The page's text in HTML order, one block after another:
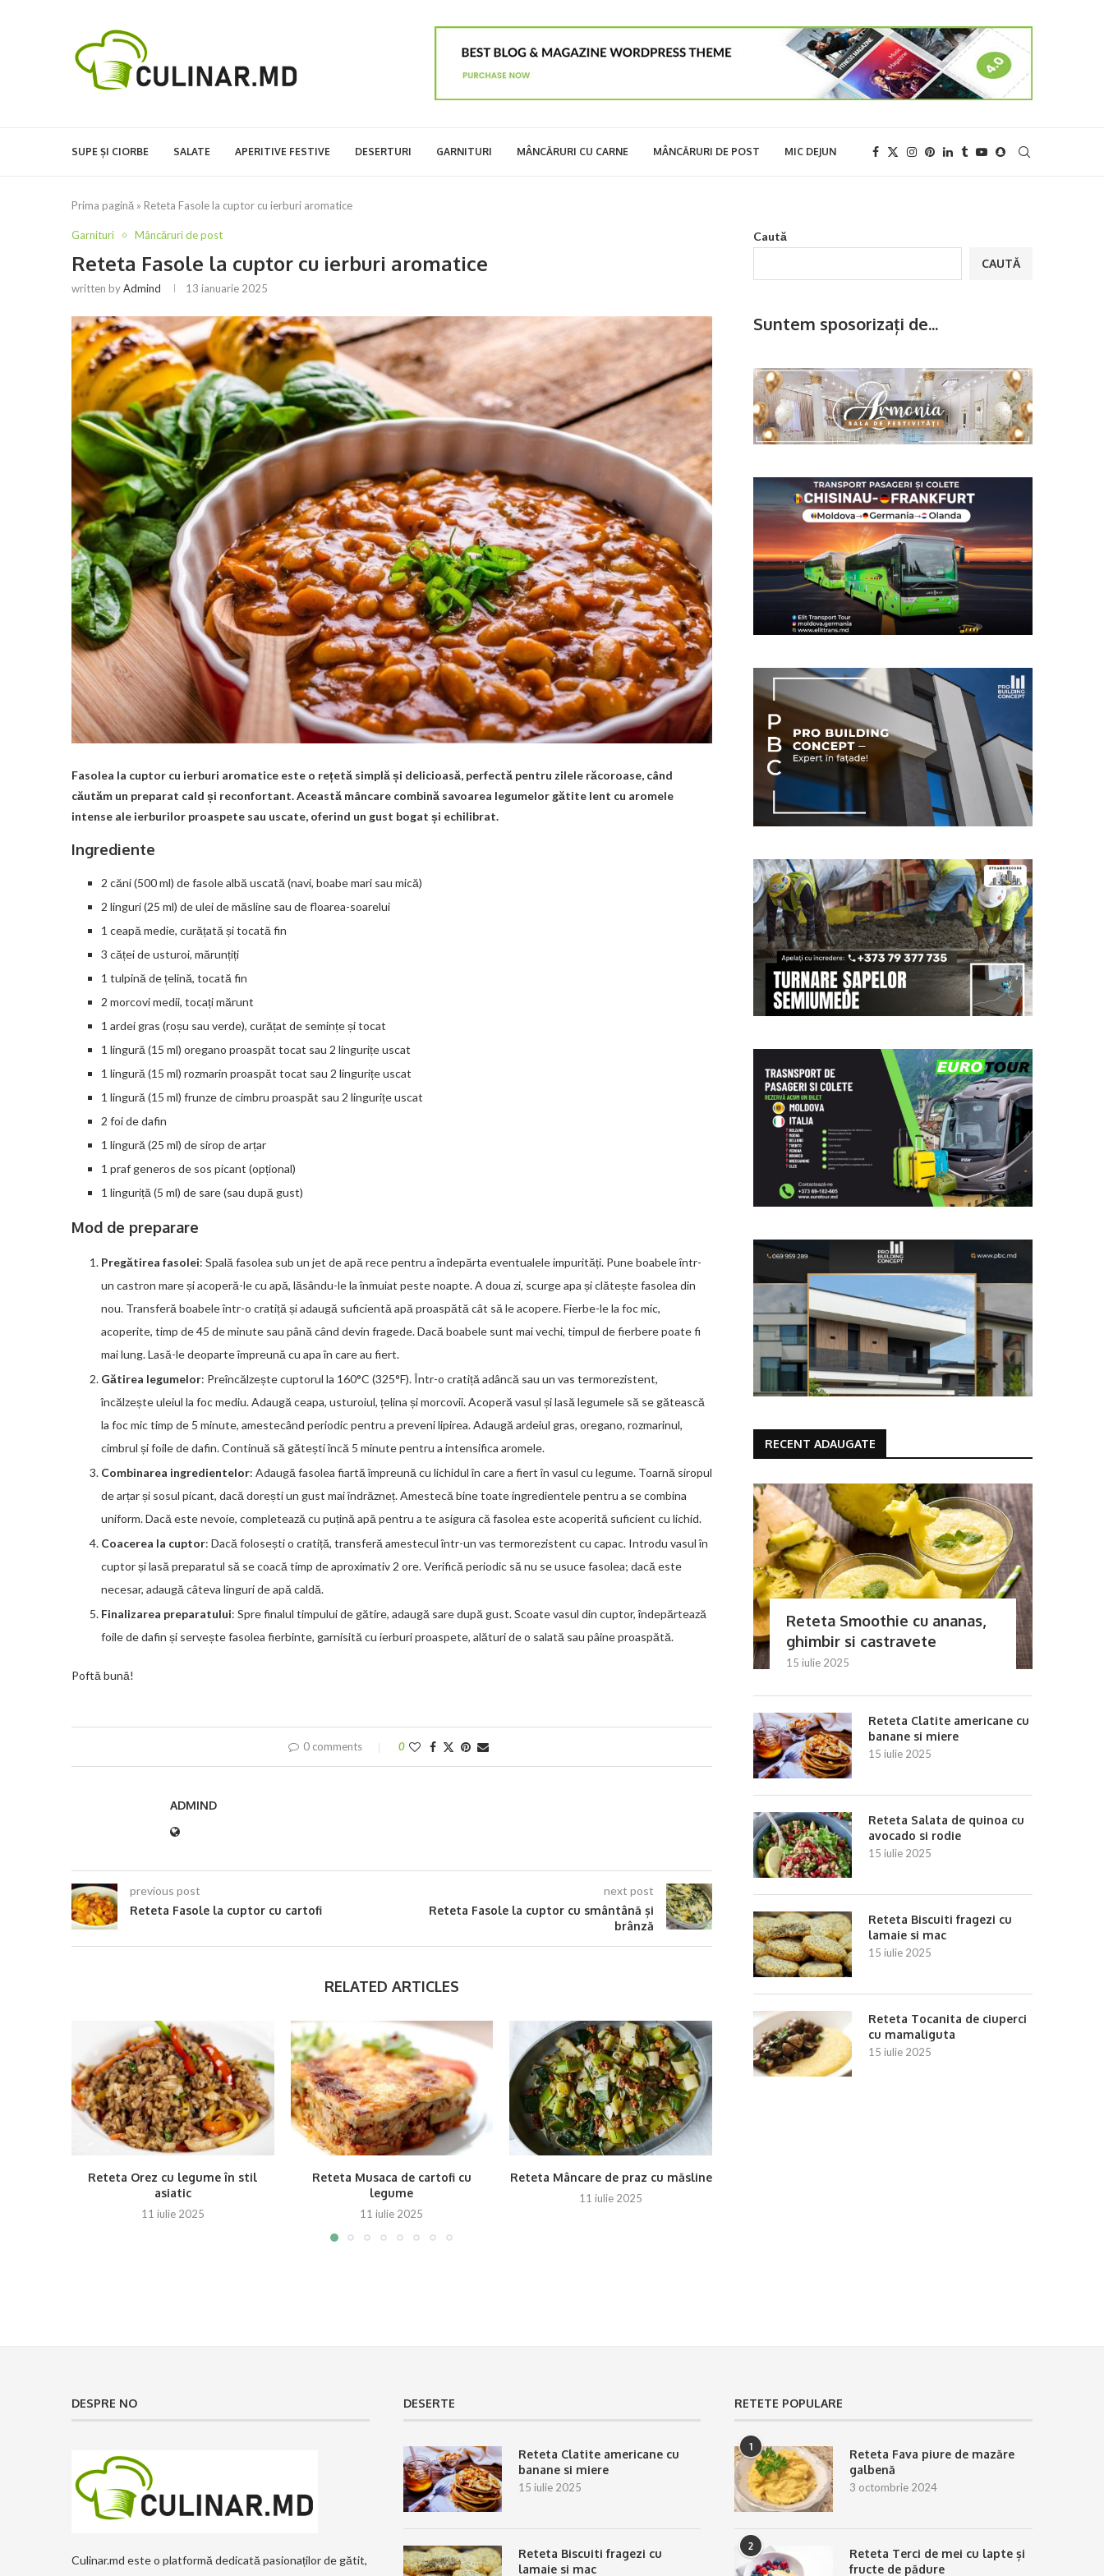
SUPE ȘI CIORBE SALATE APERITIVE FESTIVE DESERTURI GARNITURI MÂNCĂRURI CU CARNE MÂNCĂRURI DE POST MIC DEJUN
Prima pagină » Reteta Fasole la cuptor cu ierburi aromatice
Garnituri Mâncăruri de post
Reteta Fasole la cuptor cu ierburi aromatice
written byAdmind 13 ianuarie 2025
Fasolea la cuptor cu ierburi aromatice este o rețetă simplă și delicioasă, perfectă pentru zilele răcoroase, când
căutăm un preparat cald și reconfortant. Această mâncare combină savoarea legumelor gătite lent cu aromele
intense ale ierburilor proaspete sau uscate, oferind un gust bogat și echilibrat.
Ingrediente
2 căni (500 ml) de fasole albă uscată (navi, boabe mari sau mică)
2 linguri (25 ml) de ulei de măsline sau de floarea-soarelui
1 ceapă medie, curățată și tocată fin
3 căței de usturoi, mărunțiți
1 tulpină de țelină, tocată fin
2 morcovi medii, tocați mărunt
1 ardei gras (roșu sau verde), curățat de semințe și tocat
1 lingură (15 ml) oregano proaspăt tocat sau 2 lingurițe uscat
1 lingură (15 ml) rozmarin proaspăt tocat sau 2 lingurițe uscat
1 lingură (15 ml) frunze de cimbru proaspăt sau 2 lingurițe uscat
2 foi de dafin
1 lingură (25 ml) de sirop de arțar
1 praf generos de sos picant (opțional)
1 linguriță (5 ml) de sare (sau după gust)
Mod de preparare
Pregătirea fasolei: Spală fasolea sub un jet de apă rece pentru a îndepărta eventualele impurități. Pune boabele într-
un castron mare și acoperă-le cu apă, lăsându-le la înmuiat peste noapte. A doua zi, scurge apa și clătește fasolea din
nou. Transferă boabele într-o cratiță și adaugă suficientă apă proaspătă cât să le acopere. Fierbe-le la foc mic,
acoperite, timp de 45 de minute sau până când devin fragede. Dacă boabele sunt mai vechi, timpul de fierbere poate fi
mai lung. Lasă-le deoparte împreună cu apa în care au fiert.
Gătirea legumelor: Preîncălzește cuptorul la 160°C (325°F). Într-o cratiță adâncă sau un vas termorezistent,
încălzește uleiul la foc mediu. Adaugă ceapa, usturoiul, țelina și morcovii. Acoperă vasul și lasă legumele să se gătească
la foc mic timp de 5 minute, amestecând periodic pentru a preveni lipirea. Adaugă ardeiul gras, oregano, rozmarinul,
cimbrul și foile de dafin. Continuă să gătești încă 5 minute pentru a intensifica aromele.
Combinarea ingredientelor: Adaugă fasolea fiartă împreună cu lichidul în care a fiert în vasul cu legume. Toarnă siropul
de arțar și sosul picant, dacă dorești un gust mai îndrăzneț. Amestecă bine toate ingredientele pentru a se combina
uniform. Dacă este nevoie, completează cu puțină apă pentru a te asigura că fasolea este acoperită suficient cu lichid.
Coacerea la cuptor: Dacă folosești o cratiță, transferă amestecul într-un vas termorezistent cu capac. Introdu vasul în
cuptor și lasă preparatul să se coacă timp de aproximativ 2 ore. Verifică periodic să nu se usuce fasolea; dacă este
necesar, adaugă câteva linguri de apă caldă.
Finalizarea preparatului: Spre finalul timpului de gătire, adaugă sare după gust. Scoate vasul din cuptor, îndepărtează
foile de dafin și servește fasolea fierbinte, garnisită cu ierburi proaspete, alături de o salată sau pâine proaspătă.
Poftă bună!
0 comments 0
ADMIND
previous post
Reteta Fasole la cuptor cu cartofi
next post
Reteta Fasole la cuptor cu smântână și
brânză
RELATED ARTICLES
Reteta Orez cu legume în stil
asiatic
11 iulie 2025
Reteta Musaca de cartofi cu
legume
11 iulie 2025
Reteta Mâncare de praz cu măsline
11 iulie 2025
Caută
CAUTĂ
Suntem sposorizați de...
RECENT ADAUGATE
Reteta Smoothie cu ananas,
ghimbir si castravete
15 iulie 2025
Reteta Clatite americane cu
banane si miere
15 iulie 2025
Reteta Salata de quinoa cu
avocado si rodie
15 iulie 2025
Reteta Biscuiti fragezi cu
lamaie si mac
15 iulie 2025
Reteta Tocanita de ciuperci
cu mamaliguta
15 iulie 2025
DESPRE NO
Culinar.md este o platformă dedicată pasionaților de gătit,
DESERTE
Reteta Clatite americane cu
banane si miere
15 iulie 2025
Reteta Biscuiti fragezi cu
lamaie si mac
RETETE POPULARE
1
Reteta Fava piure de mazăre
galbenă
3 octombrie 2024
2
Reteta Terci de mei cu lapte și
fructe de pădure